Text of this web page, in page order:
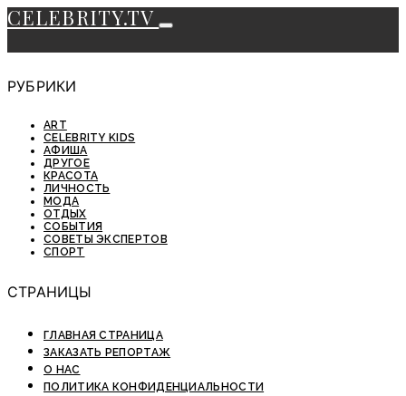
CELEBRITY.TV
РУБРИКИ
ART
CELEBRITY KIDS
АФИША
ДРУГОЕ
КРАСОТА
ЛИЧНОСТЬ
МОДА
ОТДЫХ
СОБЫТИЯ
СОВЕТЫ ЭКСПЕРТОВ
СПОРТ
СТРАНИЦЫ
ГЛАВНАЯ СТРАНИЦА
ЗАКАЗАТЬ РЕПОРТАЖ
О НАС
ПОЛИТИКА КОНФИДЕНЦИАЛЬНОСТИ